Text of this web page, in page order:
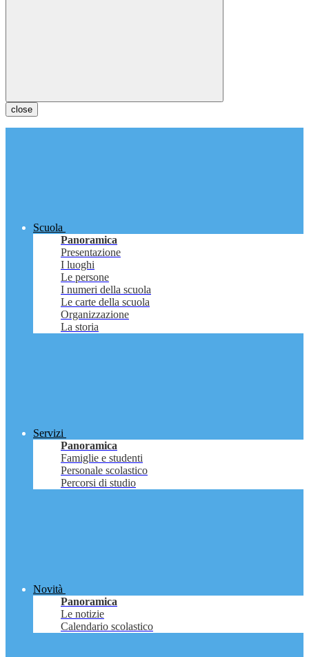
close
Scuola
Panoramica
Presentazione
I luoghi
Le persone
I numeri della scuola
Le carte della scuola
Organizzazione
La storia
Servizi
Panoramica
Famiglie e studenti
Personale scolastico
Percorsi di studio
Novità
Panoramica
Le notizie
Calendario scolastico